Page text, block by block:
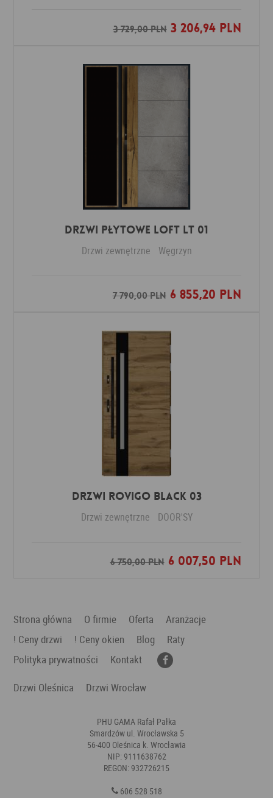
3 729,00 PLN3 206,94 PLN
Dodaj do ulubionych
DRZWI PŁYTOWE LOFT LT 01
Drzwi zewnętrzne Węgrzyn
7 790,00 PLN6 855,20 PLN
Dodaj do ulubionych
DRZWI ROVIGO BLACK 03
Drzwi zewnętrzne DOOR'SY
6 750,00 PLN6 007,50 PLN
Dodaj do ulubionych
Strona główna O firmie Oferta
Aranżacje
! Ceny drzwi
! Ceny okien Blog
Raty
Polityka prywatności
Kontakt
Drzwi Oleśnica
Drzwi Wrocław
PHU GAMA Rafał Pałka
Smardzów ul. Wrocławska 5
56-400 Oleśnica k. Wrocławia
NIP: 9111638762
REGON: 932726215
606 528 518